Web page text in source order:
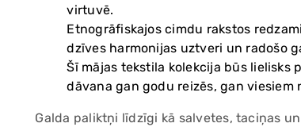
virtuvē.
Etnogrāfiskajos cimdu rakstos
dzīves harmonijas uztveri un radošo
Šī mājas tekstila kolekcija būs lielisks
dāvana gan godu reizēs, gan viesiem
Galda paliktņi līdzīgi kā salvetes, taciņas